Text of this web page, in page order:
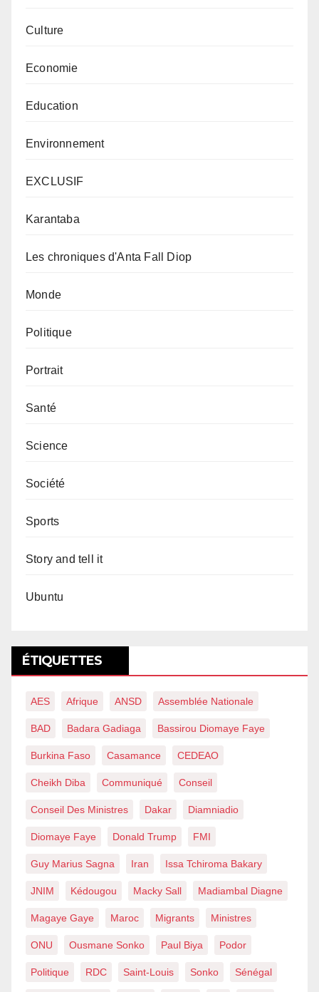
Culture
Economie
Education
Environnement
EXCLUSIF
Karantaba
Les chroniques d'Anta Fall Diop
Monde
Politique
Portrait
Santé
Science
Société
Sports
Story and tell it
Ubuntu
ÉTIQUETTES
AES Afrique ANSD Assemblée Nationale
BAD Badara Gadiaga Bassirou Diomaye Faye
Burkina Faso Casamance CEDEAO
Cheikh Diba Communiqué Conseil
Conseil Des Ministres Dakar Diamniadio
Diomaye Faye Donald Trump FMI
Guy Marius Sagna Iran Issa Tchiroma Bakary
JNIM Kédougou Macky Sall Madiambal Diagne
Magaye Gaye Maroc Migrants Ministres
ONU Ousmane Sonko Paul Biya Podor
Politique RDC Saint-Louis Sonko Sénégal